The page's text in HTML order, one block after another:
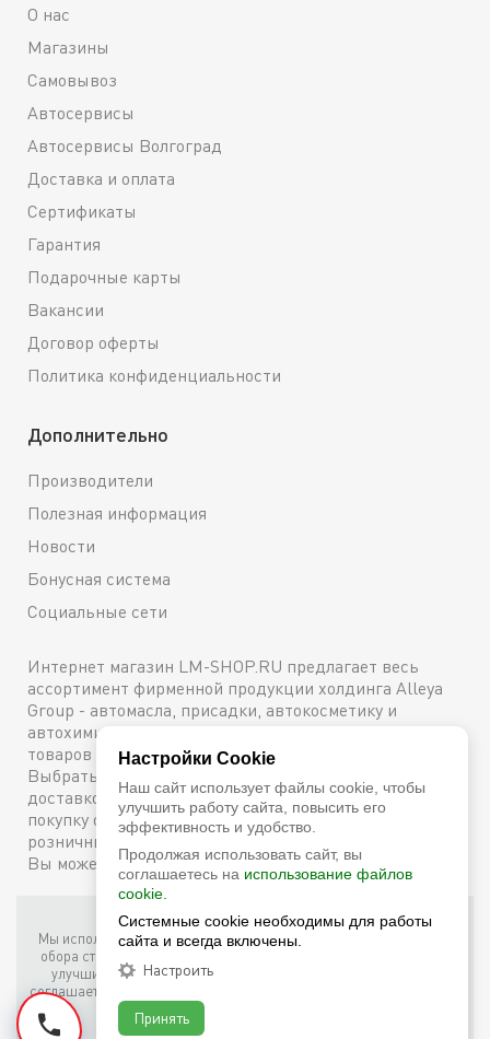
О нас
Магазины
Самовывоз
Автосервисы
Автосервисы Волгоград
Доставка и оплата
Сертификаты
Гарантия
Подарочные карты
Вакансии
Договор оферты
Политика конфиденциальности
Дополнительно
Производители
Полезная информация
Новости
Бонусная система
Социальные сети
Интернет магазин LM-SHOP.RU предлагает весь
ассортимент фирменной продукции холдинга Alleya
Group - автомасла, присадки, автокосметику и
автохимию. Каталог содержит подробное описание
товаров с техническими характеристиками и ценами.
Выбрать и купить оригинальную продукцию с
доставкой по Москве можно сейчас же, оформив
покупку онлайн, либо посетив один из наших
розничных магазинов. Более подробную информацию
Вы можете получить по телефону+7 (800) 600-48-38
Фирменный интернет-магазин LM Shop © 2026
Мы используем собственные куки (соокіе) и куки третьих лиц для
обора статистики, маркетинговых целей, а также для того, чтобы
улучшить работу сайта. Продолжая просмотр этого сайта, вы
соглашаетесь с таким использованием файлов куки в соответствии
с условиями
Настройки Cookie
Наш сайт использует файлы cookie, чтобы
улучшить работу сайта, повысить его
эффективность и удобство.
Продолжая использовать сайт, вы
соглашаетесь на использование файлов
cookie.
Системные cookie необходимы для работы
сайта и всегда включены.
Настроить
Принять